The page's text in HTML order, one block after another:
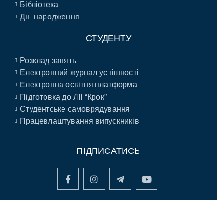
Бібліотека
Дні народження
СТУДЕНТУ
Розклад занять
Електронний журнал успішності
Електронна освітня платформа
Підготовка до ЛІІ “Крок”
Студентське самоврядування
Працевлаштування випускників
ПІДПИСАТИСЬ